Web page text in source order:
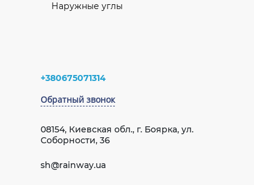
Наружные углы
Софиты
Кровельная вентиляция
EliteVent
Интернет-магазин водостоков
Комплект белый 120мм L=4m GIZA
Тройник 67° 100 мм (RAINWAY 130) белый
+380675071314
Обратный звонок
08154, Киевская обл., г. Боярка, ул.
Соборности, 36
sh@rainway.ua